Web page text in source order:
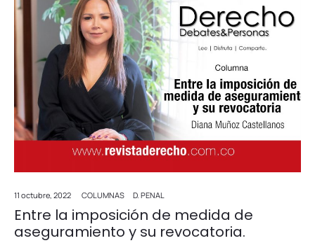
11 octubre, 2022 COLUMNAS D. PENAL
Entre la imposición de medida de
aseguramiento y su revocatoria.